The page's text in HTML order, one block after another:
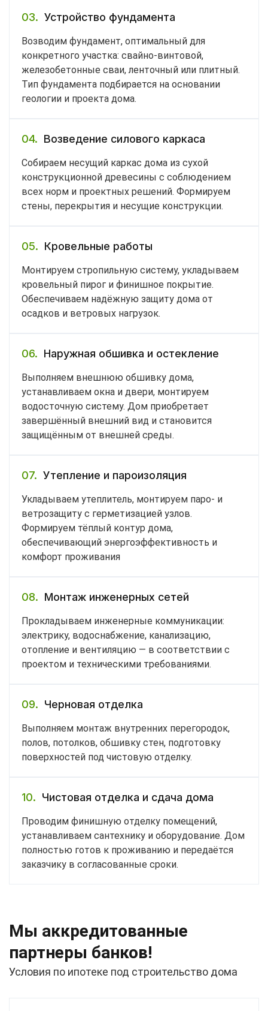
03. Устройство фундамента
Возводим фундамент, оптимальный для
конкретного участка: свайно-винтовой,
железобетонные сваи, ленточный или плитный.
Тип фундамента подбирается на основании
геологии и проекта дома.
04. Возведение силового каркаса
Собираем несущий каркас дома из сухой
конструкционной древесины с соблюдением
всех норм и проектных решений. Формируем
стены, перекрытия и несущие конструкции.
05. Кровельные работы
Монтируем стропильную систему, укладываем
кровельный пирог и финишное покрытие.
Обеспечиваем надёжную защиту дома от
осадков и ветровых нагрузок.
06. Наружная обшивка и остекление
Выполняем внешнюю обшивку дома,
устанавливаем окна и двери, монтируем
водосточную систему. Дом приобретает
завершённый внешний вид и становится
защищённым от внешней среды.
07. Утепление и пароизоляция
Укладываем утеплитель, монтируем паро- и
ветрозащиту с герметизацией узлов.
Формируем тёплый контур дома,
обеспечивающий энергоэффективность и
комфорт проживания
08. Монтаж инженерных сетей
Прокладываем инженерные коммуникации:
электрику, водоснабжение, канализацию,
отопление и вентиляцию — в соответствии с
проектом и техническими требованиями.
09. Черновая отделка
Выполняем монтаж внутренних перегородок,
полов, потолков, обшивку стен, подготовку
поверхностей под чистовую отделку.
10. Чистовая отделка и сдача дома
Проводим финишную отделку помещений,
устанавливаем сантехнику и оборудование. Дом
полностью готов к проживанию и передаётся
заказчику в согласованные сроки.
Мы аккредитованные
партнеры банков!
Условия по ипотеке под строительство дома